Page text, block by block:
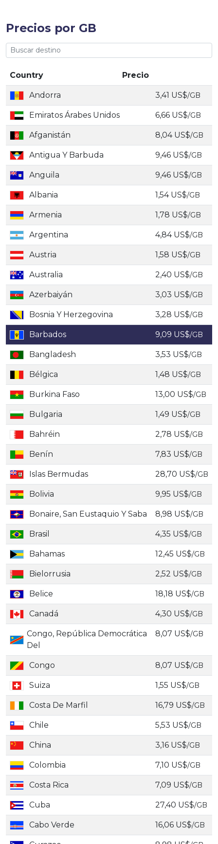
Precios por GB
Country Precio
Andorra 3,41 US$/GB
Emiratos Árabes Unidos 6,66 US$/GB
Afganistán 8,04 US$/GB
Antigua Y Barbuda 9,46 US$/GB
Anguila 9,46 US$/GB
Albania 1,54 US$/GB
Armenia 1,78 US$/GB
Argentina 4,84 US$/GB
Austria 1,58 US$/GB
Australia 2,40 US$/GB
Azerbaiyán 3,03 US$/GB
Bosnia Y Herzegovina 3,28 US$/GB
Barbados 9,09 US$/GB
Bangladesh 3,53 US$/GB
Bélgica 1,48 US$/GB
Burkina Faso 13,00 US$/GB
Bulgaria 1,49 US$/GB
Bahréin 2,78 US$/GB
Benín 7,83 US$/GB
Islas Bermudas 28,70 US$/GB
Bolivia 9,95 US$/GB
Bonaire, San Eustaquio Y Saba 8,98 US$/GB
Brasil 4,35 US$/GB
Bahamas 12,45 US$/GB
Bielorrusia 2,52 US$/GB
Belice 18,18 US$/GB
Canadá 4,30 US$/GB
Congo, República Democrática
Del
8,07 US$/GB
Congo 8,07 US$/GB
Suiza 1,55 US$/GB
Costa De Marfil 16,79 US$/GB
Chile 5,53 US$/GB
China 3,16 US$/GB
Colombia 7,10 US$/GB
Costa Rica 7,09 US$/GB
Cuba 27,40 US$/GB
Cabo Verde 16,06 US$/GB